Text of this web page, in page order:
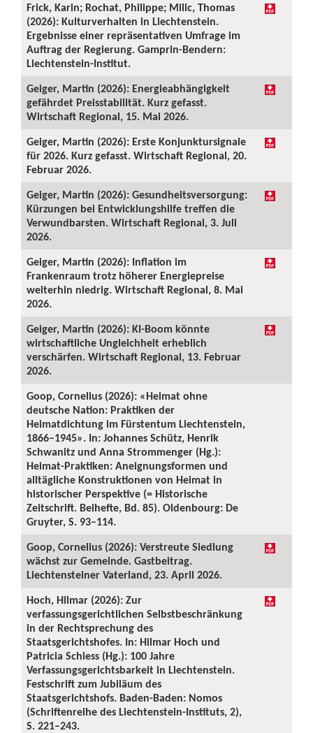
Frick, Karin; Rochat, Philippe; Milic, Thomas
(2026): Kulturverhalten in Liechtenstein.
Ergebnisse einer repräsentativen Umfrage im
Auftrag der Regierung. Gamprin-Bendern:
Liechtenstein-Institut.
Geiger, Martin (2026): Energieabhängigkeit
gefährdet Preisstabilität. Kurz gefasst.
Wirtschaft Regional, 15. Mai 2026.
Geiger, Martin (2026): Erste Konjunktursignale
für 2026. Kurz gefasst. Wirtschaft Regional, 20.
Februar 2026.
Geiger, Martin (2026): Gesundheitsversorgung:
Kürzungen bei Entwicklungshilfe treffen die
Verwundbarsten. Wirtschaft Regional, 3. Juli
2026.
Geiger, Martin (2026): Inflation im
Frankenraum trotz höherer Energiepreise
weiterhin niedrig. Wirtschaft Regional, 8. Mai
2026.
Geiger, Martin (2026): KI-Boom könnte
wirtschaftliche Ungleichheit erheblich
verschärfen. Wirtschaft Regional, 13. Februar
2026.
Goop, Cornelius (2026): «Heimat ohne
deutsche Nation: Praktiken der
Heimatdichtung im Fürstentum Liechtenstein,
1866–1945». In: Johannes Schütz, Henrik
Schwanitz und Anna Strommenger (Hg.):
Heimat-Praktiken: Aneignungsformen und
alltägliche Konstruktionen von Heimat in
historischer Perspektive (= Historische
Zeitschrift. Beihefte, Bd. 85). Oldenbourg: De
Gruyter, S. 93–114.
Goop, Cornelius (2026): Verstreute Siedlung
wächst zur Gemeinde. Gastbeitrag.
Liechtensteiner Vaterland, 23. April 2026.
Hoch, Hilmar (2026): Zur
verfassungsgerichtlichen Selbstbeschränkung
in der Rechtsprechung des
Staatsgerichtshofes. In: Hilmar Hoch und
Patricia Schiess (Hg.): 100 Jahre
Verfassungsgerichtsbarkeit in Liechtenstein.
Festschrift zum Jubiläum des
Staatsgerichtshofs. Baden-Baden: Nomos
(Schriftenreihe des Liechtenstein-Instituts, 2),
S. 221–243.